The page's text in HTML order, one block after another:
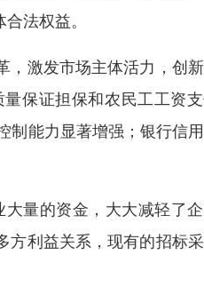
法权益。
，激发市场主体活力，创
保证担保和农民工工资
制能力显著增强；银行信
量的资金，大大减轻了
方利益关系，现有的招标